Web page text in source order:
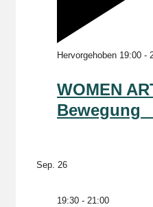
Hervorgehoben 19:00 -
WOMEN
Bewegung
Sep. 26
19:30 - 21:00